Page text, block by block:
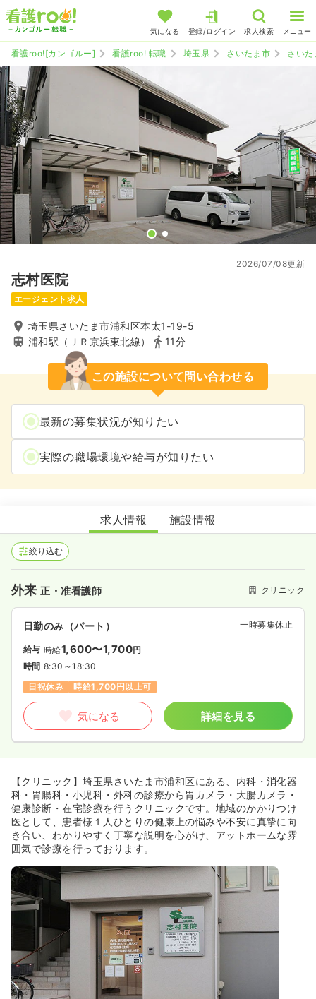
気になる 登録/ログイン 求人検索 メニュー
看護roo![カンゴルー] 看護roo! 転職 埼玉県 さいたま市 さい
志村医院
2026/07/08更新
エージェント求人
埼玉県さいたま市浦和区本太1-19-5
浦和駅（ＪＲ京浜東北線）
11分
この施設について問い合わせる
最新の募集状況が知りたい
実際の職場環境や給与が知りたい
志村医院
求人情報 施設情報
絞り込む
外来正・准看護師 クリニック
日勤のみ（パート） 一時募集休止
給与 時給1,600〜1,700円
時間 8:30～18:30
日祝休み
時給1,700円以上可
気になる 詳細を見る
【クリニック】埼玉県さいたま市浦和区にある、内科・消化器
科・胃腸科・小児科・外科の診療から胃カメラ・大腸カメラ・
健康診断・在宅診療を行うクリニックです。地域のかかりつけ
医として、患者様１人ひとりの健康上の悩みや不安に真摯に向
き合い、わかりやすく丁寧な説明を心がけ、アットホームな雰
囲気で診療を行っております。